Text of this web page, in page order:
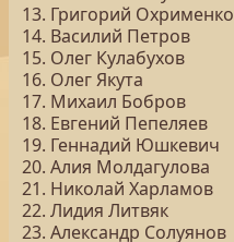
13. Григорий Охрименко
14. Василий Петров
15. Олег Кулабухов
16. Олег Якута
17. Михаил Бобров
18. Евгений Пепеляев
19. Геннадий Юшкевич
20. Алия Молдагулова
21. Николай Харламов
22. Лидия Литвяк
23. Александр Солуянов